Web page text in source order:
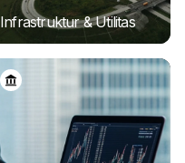
Pengolahan
Nikel
(Hilirisasi
Industri
Bauksit/
Pengembangan
Pabrik
Peleburan
Tembaga
Infrastruktur & Utilitas